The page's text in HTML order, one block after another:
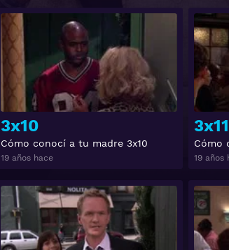
Ver
3x10
Cómo conocí a tu madre 3x10
19 años hace
Ver
3x11
Cómo
19 años
Ver Ver